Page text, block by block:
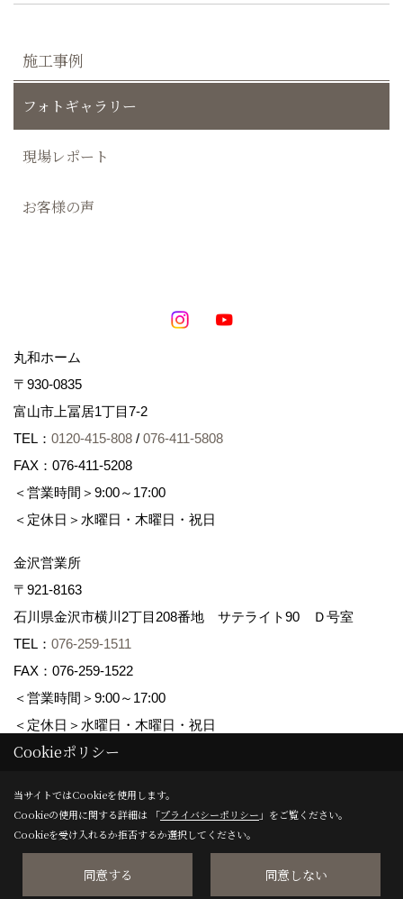
施工事例
フォトギャラリー
現場レポート
お客様の声
丸和ホーム
〒930-0835
富山市上冨居1丁目7-2
TEL： 0120-415-808 / 076-411-5808
FAX：076-411-5208
＜営業時間＞9:00～17:00
＜定休日＞水曜日・木曜日・祝日
金沢営業所
〒921-8163
石川県金沢市横川2丁目208番地 サテライト90 Ｄ号室
TEL： 076-259-1511
FAX：076-259-1522
＜営業時間＞9:00～17:00
＜定休日＞水曜日・木曜日・祝日
Copyright (c) maruwa-home. All Rights Reserved.
Produced byゴデスクリエイト
Cookieポリシー
当サイトではCookieを使用します。
Cookieの使用に関する詳細は 「プライバシーポリシー 」をご覧ください。
Cookieを受け入れるか拒否するか選択してください。
同意する 同意しない